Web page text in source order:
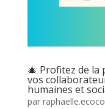
🎄 Profitez de la
vos
humaines et
par